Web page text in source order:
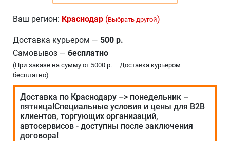
Ваш регион: Краснодар (Выбрать другой)
Доставка курьером — 500 р.
Самовывоз — бесплатно
(При заказе на сумму от 5000 р. – Доставка курьером
бесплатно)
Доставка по Краснодару –> понедельник –
пятница!Специальные условия и цены для В2В
клиентов, торгующих организаций,
автосервисов - доступны после заключения
договора!